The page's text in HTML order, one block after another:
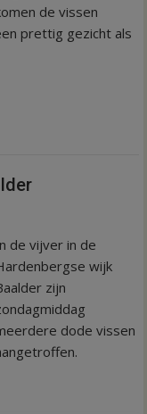
de vissen
prettig gezicht als
de vijver in de
wijk
zijn
dode vissen